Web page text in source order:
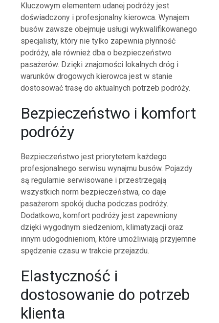
Kluczowym elementem udanej podróży jest
doświadczony i profesjonalny kierowca. Wynajem
busów zawsze obejmuje usługi wykwalifikowanego
specjalisty, który nie tylko zapewnia płynność
podróży, ale również dba o bezpieczeństwo
pasażerów. Dzięki znajomości lokalnych dróg i
warunków drogowych kierowca jest w stanie
dostosować trasę do aktualnych potrzeb podróży.
Bezpieczeństwo i komfort
podróży
Bezpieczeństwo jest priorytetem każdego
profesjonalnego serwisu wynajmu busów. Pojazdy
są regularnie serwisowane i przestrzegają
wszystkich norm bezpieczeństwa, co daje
pasażerom spokój ducha podczas podróży.
Dodatkowo, komfort podróży jest zapewniony
dzięki wygodnym siedzeniom, klimatyzacji oraz
innym udogodnieniom, które umożliwiają przyjemne
spędzenie czasu w trakcie przejazdu.
Elastyczność i
dostosowanie do potrzeb
klienta